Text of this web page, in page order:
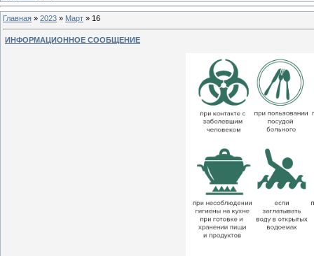
Главная » 2023 » Март » 16
ИНФОРМАЦИОННОЕ СООБЩЕНИЕ